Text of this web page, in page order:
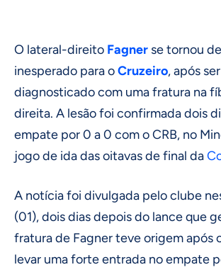
O lateral-direito Fagner se tornou
inesperado para oCruzeiro, após ser
diagnosticado com uma fratura na
direita. A lesão foi confirmada dois
empate por 0 a 0 com o CRB, no
jogo de ida das oitavas de final da
A notícia foi divulgada pelo clube
(01), dois dias depois do lance que
fratura de Fagner teve origem após
levar uma forte entrada no empate